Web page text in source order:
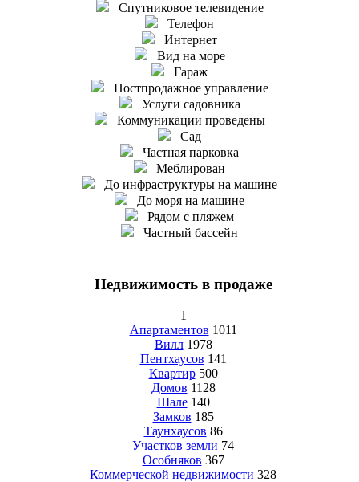
Спутниковое телевидение
Телефон
Интернет
Вид на море
Гараж
Постпродажное управление
Услуги садовника
Коммуникации проведены
Сад
Частная парковка
Меблирован
До инфраструктуры на машине
До моря на машине
Рядом с пляжем
Частный бассейн
Недвижимость в продаже
1
Апартаментов 1011
Вилл 1978
Пентхаусов 141
Квартир 500
Домов 1128
Шале 140
Замков 185
Таунхаусов 86
Участков земли 74
Особняков 367
Коммерческой недвижимости 328